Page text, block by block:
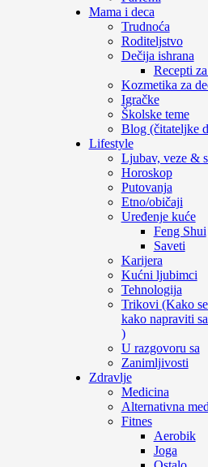
Mama i deca
Trudnoća
Roditeljstvo
Dečija ishrana
Recepti
Kozmetika za
Igračke
Školske teme
Blog (čitateljke
Lifestyle
Ljubav, veze &
Horoskop
Putovanja
Etno/običaji
Uređenje kuće
Feng Shui
Saveti
Karijera
Kućni ljubimci
Tehnologija
Trikovi (Kako
kako napraviti
)
U razgovoru sa
Zanimljivosti
Zdravlje
Medicina
Alternativna
Fitnes
Aerobik
Joga